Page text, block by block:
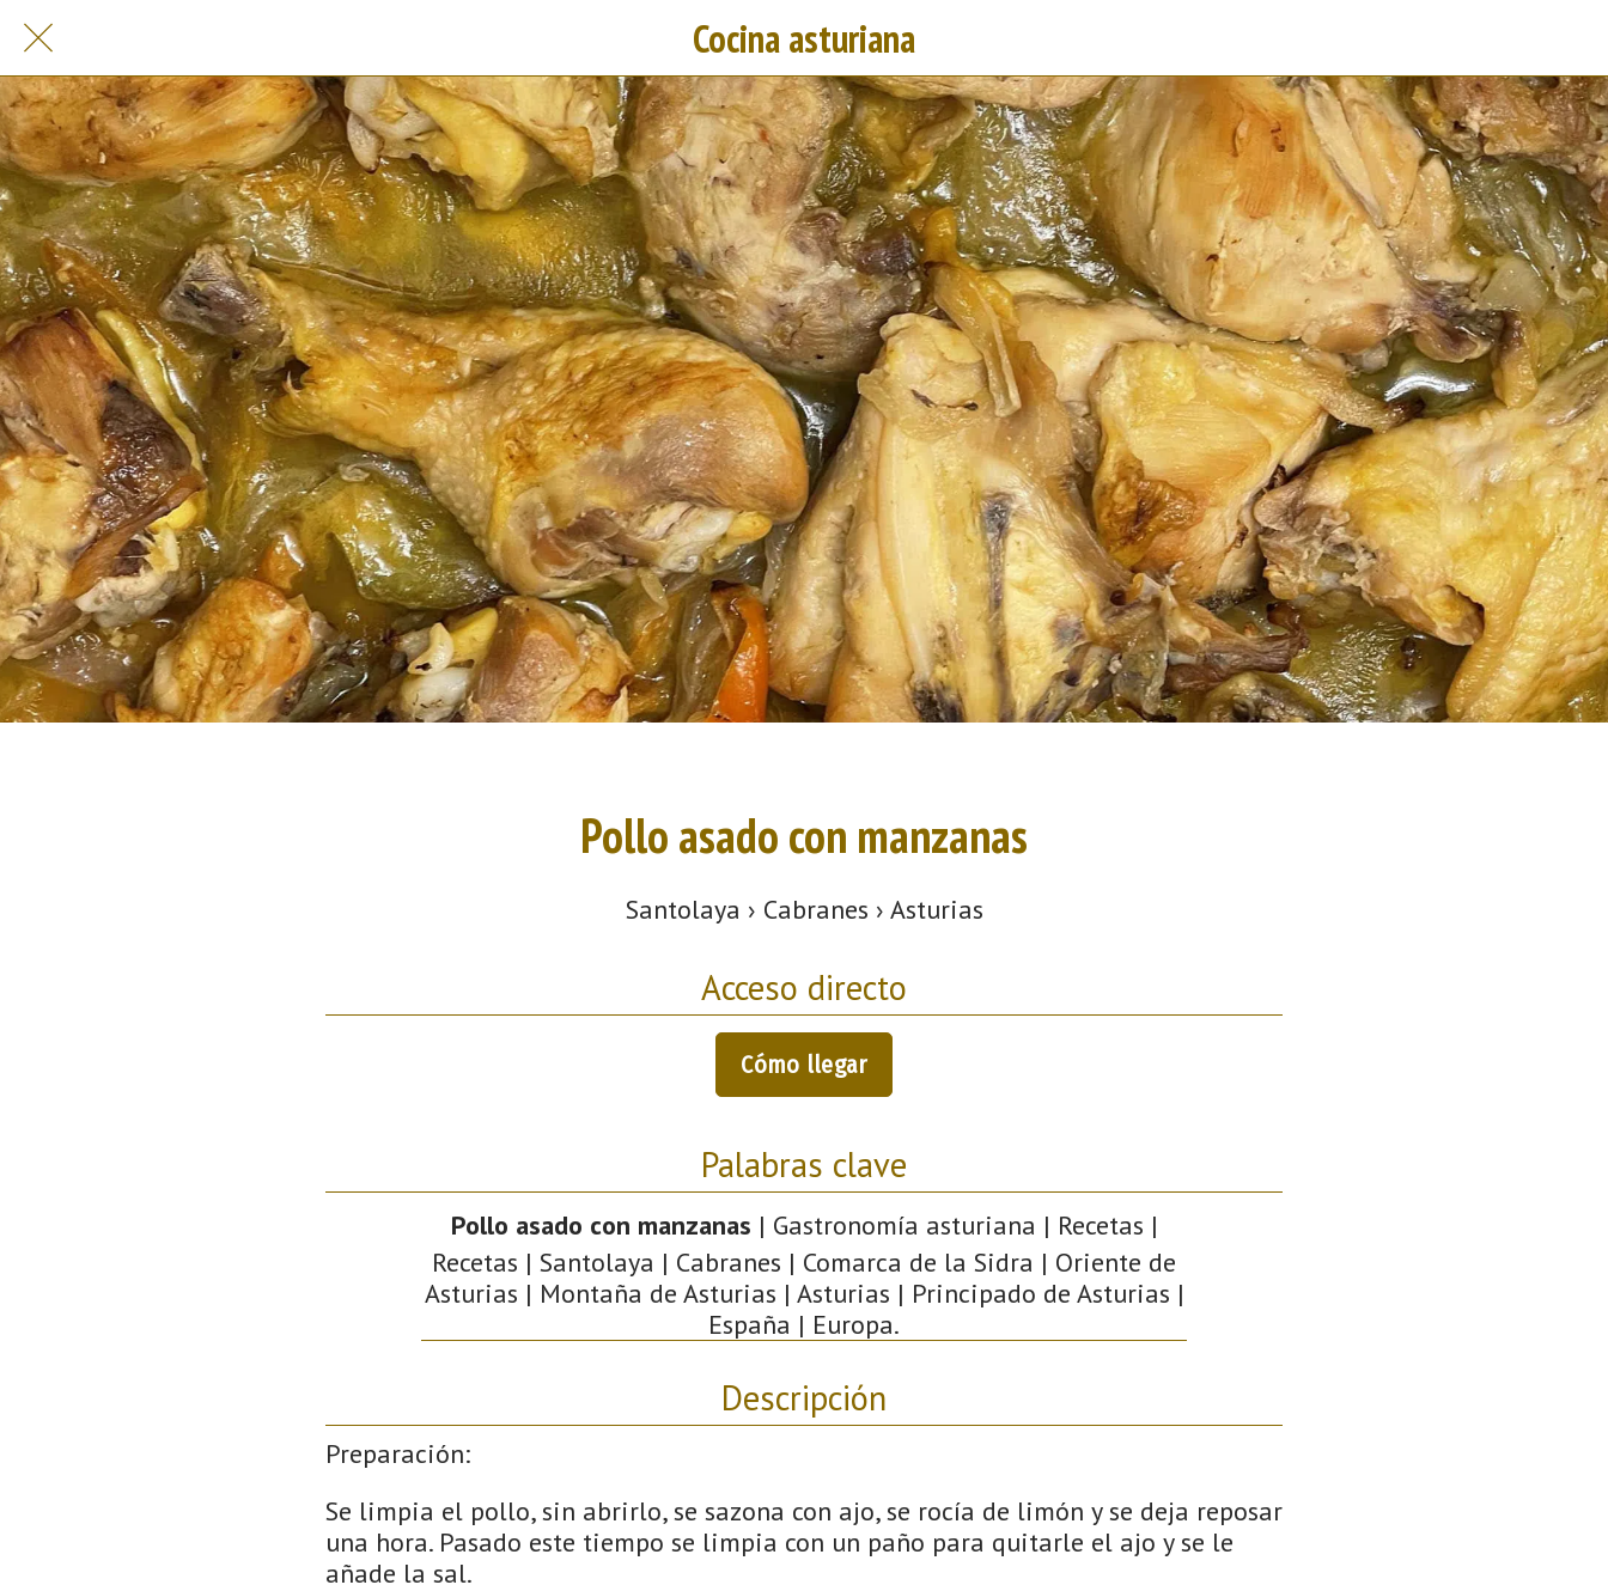
Cocina asturiana
Pollo asado con manzanas
Santolaya › Cabranes › Asturias
Acceso directo
Cómo llegar
Palabras clave
Pollo asado con manzanas | Gastronomía asturiana | Recetas |
Recetas | Santolaya | Cabranes | Comarca de la Sidra | Oriente de
Asturias | Montaña de Asturias | Asturias | Principado de Asturias |
España | Europa.
Descripción
Preparación:
Se limpia el pollo, sin abrirlo, se sazona con ajo, se rocía de limón y se deja reposar
una hora. Pasado este tiempo se limpia con un paño para quitarle el ajo y se le
añade la sal.